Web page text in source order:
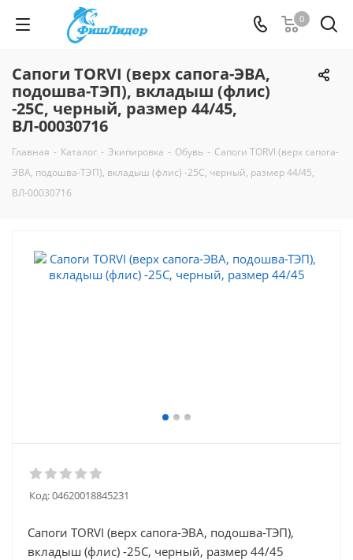
0
Сапоги TORVI (верх сапога-ЭВА,
подошва-ТЭП), вкладыш (флис)
-25С, черный, размер 44/45,
ВЛ-00030716
Главная - Каталог - Экипировка - Обувь - Сапоги TORVI (верх сапога-
ЭВА, подошва-ТЭП), вкладыш (флис) -25С, черный, размер 44/45,
ВЛ-00030716
Код:04620018845231
Сапоги TORVI (верх сапога-ЭВА, подошва-ТЭП),
вкладыш (флис) -25С, черный, размер 44/45